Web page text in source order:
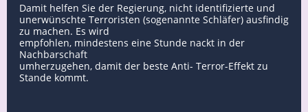
Damit helfen Sie der Regierung, nicht identifizierte und
unerwünschte Terroristen (sogenannte Schläfer) ausfindig
zu machen. Es wird
empfohlen, mindestens eine Stunde nackt in der
Nachbarschaft
umherzugehen, damit der beste Anti- Terror-Effekt zu
Stande kommt.